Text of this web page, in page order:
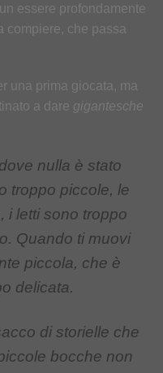
essere profondamente
compiere, che passa
una prima giocata, ma
a dare gigantesche
nulla è stato
troppo piccole, le
i letti sono troppo
Quando ti muovi
piccola, che è
delicata.
di storielle che
bocche non